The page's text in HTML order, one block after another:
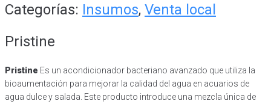
Categorías: Insumos, Venta local
Pristine
Pristine Es un acondicionador bacteriano avanzado que utiliza la
bioaumentación para mejorar la calidad del agua en acuarios de
agua dulce y salada. Este producto introduce una mezcla única de